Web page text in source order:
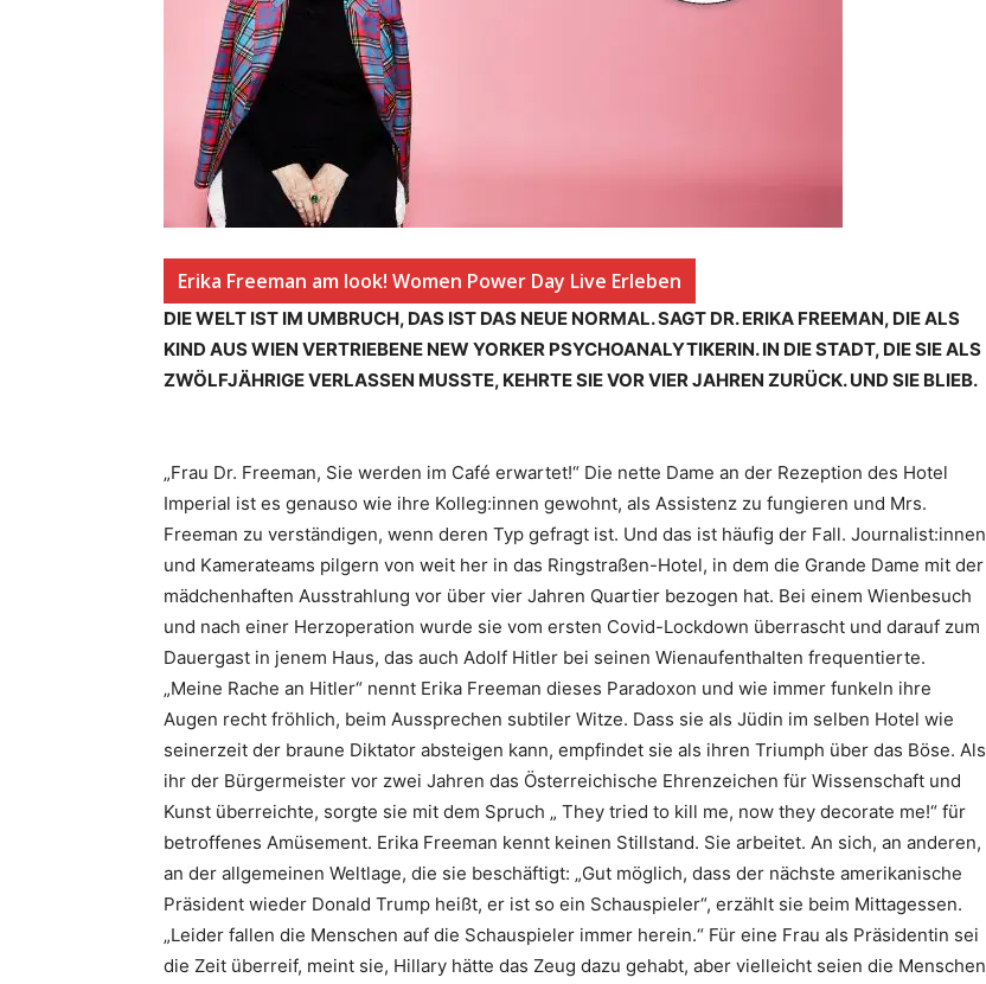
Erika Freeman am look! Women Power Day Live Erleben
DIE WELT IST IM UMBRUCH, DAS IST DAS NEUE NORMAL. SAGT DR. ERIKA FREEMAN, DIE ALS
KIND AUS WIEN VERTRIEBENE NEW YORKER PSYCHOANALYTIKERIN. IN DIE STADT, DIE SIE ALS
ZWÖLFJÄHRIGE VERLASSEN MUSSTE, KEHRTE SIE VOR VIER JAHREN ZURÜCK. UND SIE BLIEB.
„Frau Dr. Freeman, Sie werden im Café erwartet!“ Die nette Dame an der Rezeption des Hotel
Imperial ist es genauso wie ihre Kolleg:innen gewohnt, als Assistenz zu fungieren und Mrs.
Freeman zu verständigen, wenn deren Typ gefragt ist. Und das ist häufig der Fall. Journalist:innen
und Kamerateams pilgern von weit her in das Ringstraßen-Hotel, in dem die Grande Dame mit der
mädchenhaften Ausstrahlung vor über vier Jahren Quartier bezogen hat. Bei einem Wienbesuch
und nach einer Herzoperation wurde sie vom ersten Covid-Lockdown überrascht und darauf zum
Dauergast in jenem Haus, das auch Adolf Hitler bei seinen Wienaufenthalten frequentierte.
„Meine Rache an Hitler“ nennt Erika Freeman dieses Paradoxon und wie immer funkeln ihre
Augen recht fröhlich, beim Aussprechen subtiler Witze. Dass sie als Jüdin im selben Hotel wie
seinerzeit der braune Diktator absteigen kann, empfindet sie als ihren Triumph über das Böse. Als
ihr der Bürgermeister vor zwei Jahren das Österreichische Ehrenzeichen für Wissenschaft und
Kunst überreichte, sorgte sie mit dem Spruch „ They tried to kill me, now they decorate me!“ für
betroffenes Amüsement. Erika Freeman kennt keinen Stillstand. Sie arbeitet. An sich, an anderen,
an der allgemeinen Weltlage, die sie beschäftigt: „Gut möglich, dass der nächste amerikanische
Präsident wieder Donald Trump heißt, er ist so ein Schauspieler“, erzählt sie beim Mittagessen.
„Leider fallen die Menschen auf die Schauspieler immer herein.“ Für eine Frau als Präsidentin sei
die Zeit überreif, meint sie, Hillary hätte das Zeug dazu gehabt, aber vielleicht seien die Menschen